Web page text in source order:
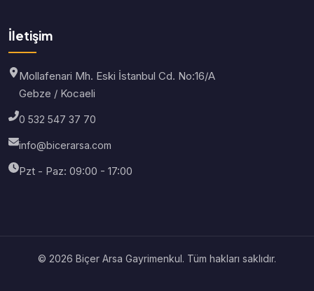
İletişim
Mollafenari Mh. Eski İstanbul Cd. No:16/A
Gebze / Kocaeli
0 532 547 37 70
info@bicerarsa.com
Pzt - Paz: 09:00 - 17:00
© 2026 Biçer Arsa Gayrimenkul. Tüm hakları saklıdır.